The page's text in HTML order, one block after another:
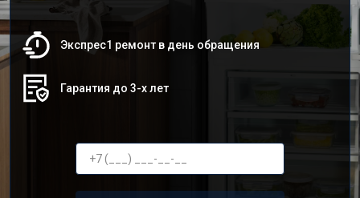
Экспрес1 ремонт в день обращения
Гарантия до 3-х лет